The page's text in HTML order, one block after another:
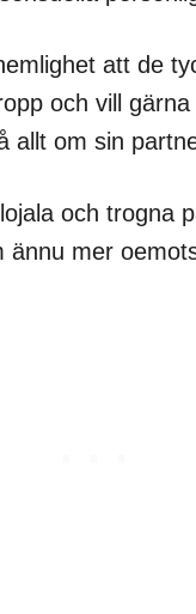
att de
och vill
allt om sin
och trogna
ännu mer